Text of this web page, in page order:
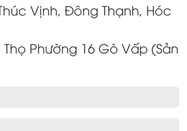
Vịnh, Đông Thạnh, Hóc
Phường 16 Gò Vấp (Sản